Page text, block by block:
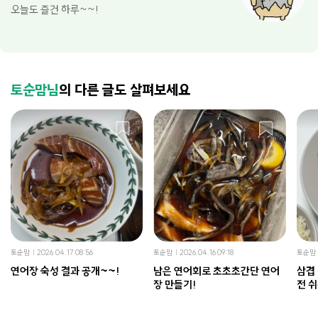
오늘도 즐건 하루~~!
토순맘님의 다른 글도 살펴보세요
토순맘 2026.04.17 08:56
연어장 숙성 결과 공개~~!
토순맘 2026.04.16 09:18
남은 연어회로 초초초간단 연어
장 만들기!
토순맘
삼겹
전